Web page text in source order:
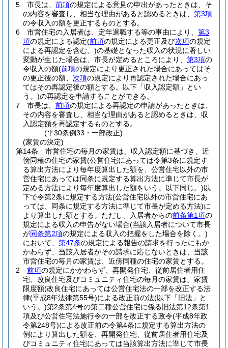
5
市長は、 前項の規定による意見の申出があったときは、そ
の内容を審査し、相当な理由があると認めるときは、 第3項
の令収入の額を更正するものとする。
6
市営住宅の入居者は、定年退職する等の事由により、 第3
項の規定による認定(前項の規定による更正及び次項の規定
による再認定を含む。)の基礎となった収入の状況に著しい
変動が生じた場合は、市長が定めるところにより、 第3項の
令収入の額(前項の規定により更正された場合にあってはそ
の更正後の額、 次項の規定により再認定された場合にあっ
てはその再認定後の額とする。以下「収入認定額」とい
う。)の再認定を申請することができる。
7
市長は、 前項の規定による再認定の申請があったときは、
その内容を審査し、相当な理由があると認めるときは、収
入認定額を再認定するものとする。
(平30条例33・一部改正)
(家賃の決定)
第14条
市営住宅の毎月の家賃は、収入認定額に基づき、近
傍同種の住宅の家賃(公営住宅にあっては令第3条に規定す
る算出方法により毎年度算出した額を、公営住宅以外の市
営住宅にあっては同条に規定する算出方法に準じて市長が
定める方法により毎年度算出した額をいう。以下同じ。)以
下で令第2条に規定する方法(公営住宅以外の市営住宅にあ
っては、同条に規定する方法に準じて市長が定める方法)に
より算出した額とする。 ただし、入居者からの前条第1項の
規定による収入の申告がない場合(当該入居者について市長
が同条第2項の規定による収入の把握をした場合を除く。)
において、 第47条の規定による報告の請求を行ったにもか
かわらず、当該入居者がその請求に応じないときは、当該
市営住宅の毎月の家賃は、近傍同種の住宅の家賃とする。
2
前項の規定にかかわらず、再開発住宅、従前居住者用住
宅、改良住宅及びコミュニティ住宅の毎月の家賃は、家賃
限度額(改良住宅にあっては公営住宅法の一部を改正する法
律(平成8年法律第55号)による改正前の法(以下「旧法」と
いう。)第2条第4号の第二種公営住宅に係る旧法第12条第1
項及び公営住宅法施行令の一部を改正する政令(平成8年政
令第248号)による改正前の令第4条に規定する算出方法の
例により算出した額を、再開発住宅、従前居住者用住宅及
びコミュニティ住宅にあっては当該算出方法に準じて市長